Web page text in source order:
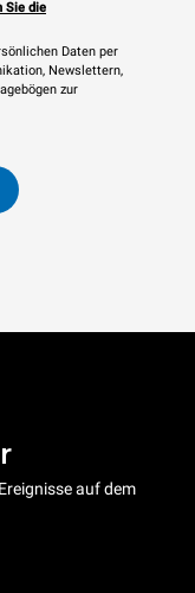
Sie die
Daten per
Newslettern,
zur
auf dem